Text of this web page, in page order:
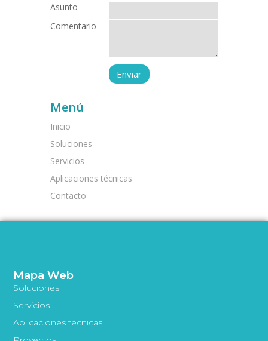
Asunto
Comentario
Menú
Inicio
Soluciones
Servicios
Aplicaciones técnicas
Contacto
Mapa Web
Soluciones
Servicios
Aplicaciones técnicas